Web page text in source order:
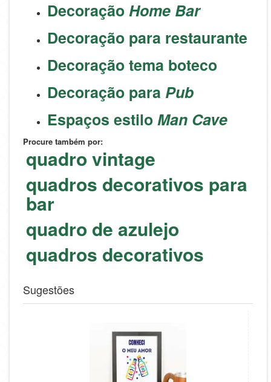
DecoraçãoHome Bar
Decoração para restaurante
Decoração tema boteco
Decoração para Pub
Espaços estiloMan Cave
Procure também por:
quadro vintage
quadros decorativos para
bar
quadro de azulejo
quadros decorativos
Sugestões